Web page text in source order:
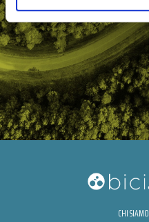
CHI SIAMO